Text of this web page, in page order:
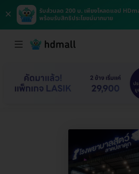
×
รับส่วนลด 200 บ. เพียงโหลดแอป
พร้อมรับสิทธิประโยชน์มากมาย